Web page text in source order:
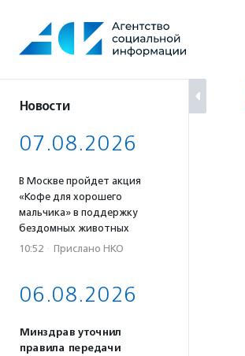
содержанию
Новости
07.08.2026
В Москве пройдет акция
«Кофе для хорошего
мальчика» в поддержку
бездомных животных
10:52 · Прислано НКО
06.08.2026
Минздрав уточнил
правила передачи